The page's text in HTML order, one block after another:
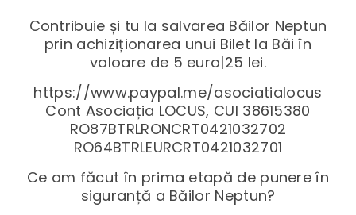
Contribuie și tu la salvarea Băilor Neptun
prin achiziționarea unui Bilet la Băi în
valoare de 5 euro|25 lei.
https://www.paypal.me/asociatialocus
Cont Asociația LOCUS, CUI 38615380
RO87BTRLRONCRT0421032702
RO64BTRLEURCRT0421032701
Ce am făcut în prima etapă de punere în
siguranță a Băilor Neptun?